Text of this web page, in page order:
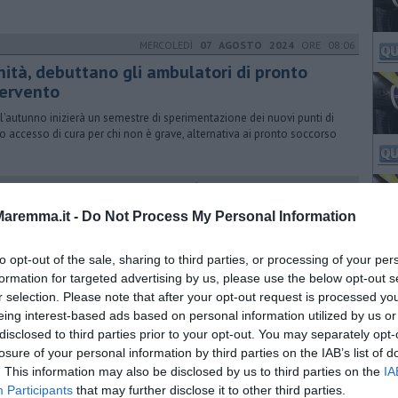
- Do Not Process My Personal Information
opt-out of the sale, sharing to third parties, or processing of your
for targeted advertising by us, please use the below opt-out
selection. Please note that after your opt-out request is processed
interest-based ads based on personal information utilized by us
to third parties prior to your opt-out. You may separately
of your personal information by third parties on the IAB’s list of
This information may also be disclosed by us to third parties on the
Participants that may further disclose it to other third parties.
MERCOLEDÌ 07 AGOSTO 2024 ORE 08:06
debuttano gli ambulatori di pronto
inizierà un semestre di sperimentazione dei nuovi punti di
accesso di cura per chi non è grave, alternativa ai pronto soccorso
GIOVEDÌ20 MARZO 2025ORE 18:20
in ostaggio dei moscerini, scene
fra nubi di insetti e vivono barricati in casa: i cittadini sono
Ecco foto e video, 18mila firme per chiedere lo stato
MARTEDÌ11 MARZO 2025ORE 18:50
invasa dai moscerini, "Così non si vive" -